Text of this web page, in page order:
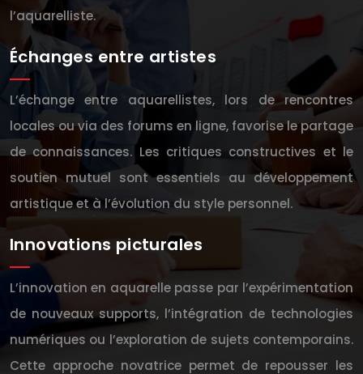
l’aquarelliste.
Échanges entre artistes
L’échange entre aquarellistes, lors de rencontres
locales ou via des forums en ligne, favorise le partage
de connaissances. Les critiques constructives et le
soutien mutuel sont essentiels au développement
artistique et à l’évolution du style personnel.
Innovations picturales
L’innovation en aquarelle passe par l’expérimentation
de nouveaux supports, l’intégration de technologies
numériques ou l’exploration de sujets contemporains.
Cette approche novatrice permet de repousser les